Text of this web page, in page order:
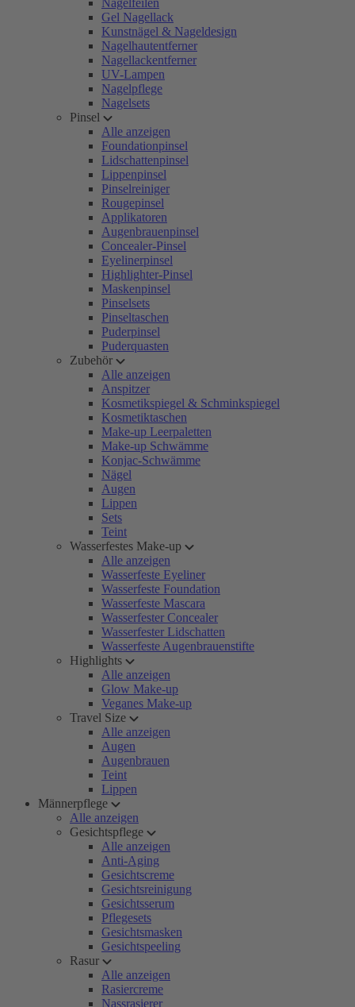
Nagelfeilen
Gel Nagellack
Kunstnägel & Nageldesign
Nagelhautentferner
Nagellackentferner
UV-Lampen
Nagelpflege
Nagelsets
Pinsel
Alle anzeigen
Foundationpinsel
Lidschattenpinsel
Lippenpinsel
Pinselreiniger
Rougepinsel
Applikatoren
Augenbrauenpinsel
Concealer-Pinsel
Eyelinerpinsel
Highlighter-Pinsel
Maskenpinsel
Pinselsets
Pinseltaschen
Puderpinsel
Puderquasten
Zubehör
Alle anzeigen
Anspitzer
Kosmetikspiegel & Schminkspiegel
Kosmetiktaschen
Make-up Leerpaletten
Make-up Schwämme
Konjac-Schwämme
Nägel
Augen
Lippen
Sets
Teint
Wasserfestes Make-up
Alle anzeigen
Wasserfeste Eyeliner
Wasserfeste Foundation
Wasserfeste Mascara
Wasserfester Concealer
Wasserfester Lidschatten
Wasserfeste Augenbrauenstifte
Highlights
Alle anzeigen
Glow Make-up
Veganes Make-up
Travel Size
Alle anzeigen
Augen
Augenbrauen
Teint
Lippen
Männerpflege
Alle anzeigen
Gesichtspflege
Alle anzeigen
Anti-Aging
Gesichtscreme
Gesichtsreinigung
Gesichtsserum
Pflegesets
Gesichtsmasken
Gesichtspeeling
Rasur
Alle anzeigen
Rasiercreme
Nassrasierer